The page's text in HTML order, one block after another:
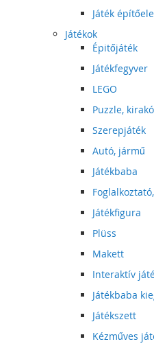
Játék
Játékok
Épitőjáték
Játékfegyver
LEGO
Puzzle, kirakó
Szerepjáték
Autó, jármű
Játékbaba
Játékfigura
Plüss
Makett
Interaktív
Játékbaba
Játékszett
Kézműves